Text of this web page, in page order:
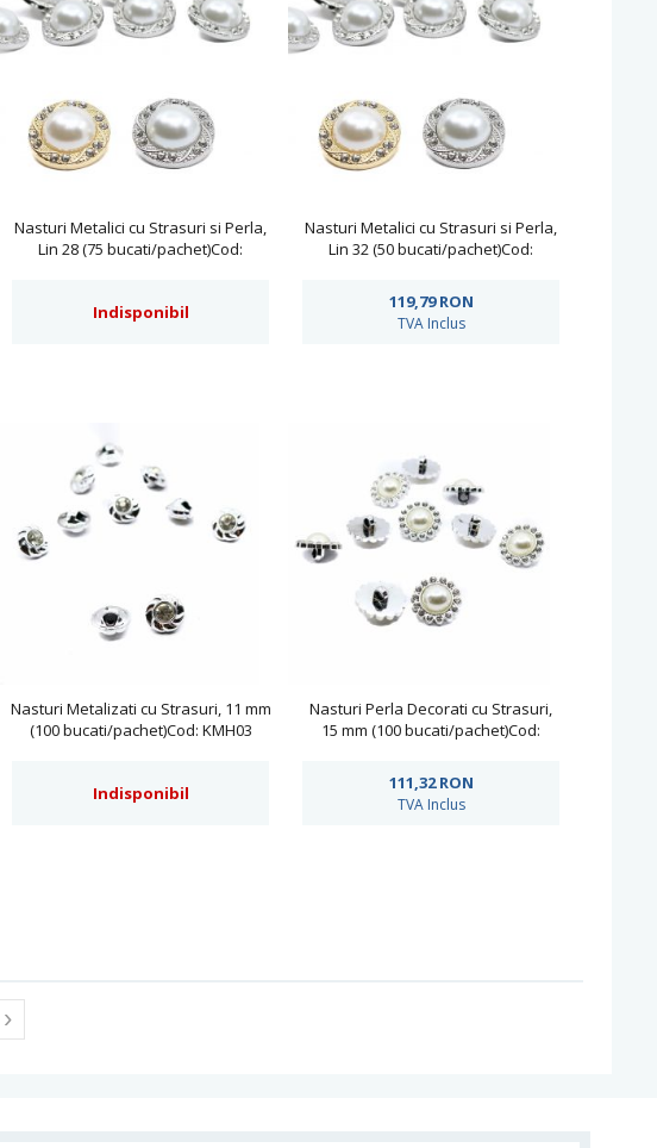
Nasturi Metalici cu Strasuri si Perla,
Lin 28 (75 bucati/pachet)Cod:
Indisponibil
Nasturi Metalici cu Strasuri si Perla,
Lin 32 (50 bucati/pachet)Cod:
119,79RON
TVA Inclus
Nasturi Metalizati cu Strasuri, 11 mm
(100 bucati/pachet)Cod: KMH03
Indisponibil
Nasturi Perla Decorati cu Strasuri,
15 mm (100 bucati/pachet)Cod:
111,32RON
TVA Inclus
›